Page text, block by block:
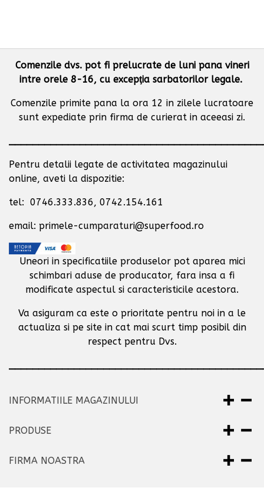
Comenzile dvs. pot fi prelucrate de luni pana vineri
intre orele 8-16, cu excepţia sarbatorilor legale.
Comenzile primite pana la ora 12 in zilele lucratoare
sunt expediate prin firma de curierat in aceeasi zi.
Pentru detalii legate de activitatea magazinului
online, aveti la dispozitie:
tel: 0746.333.836, 0742.154.161
email: primele-cumparaturi@superfood.ro
Uneori in specificatiile produselor pot aparea mici
schimbari aduse de producator, fara insa a fi
modificate aspectul si caracteristicile acestora.
Va asiguram ca este o prioritate pentru noi in a le
actualiza si pe site in cat mai scurt timp posibil din
respect pentru Dvs.
INFORMATIILE MAGAZINULUI
PRODUSE
FIRMA NOASTRA